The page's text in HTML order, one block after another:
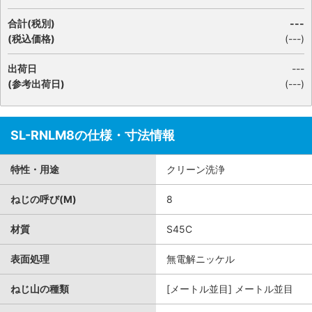
合計(税別)
(税込価格)
---
(---)
出荷日
(参考出荷日)
---
(---)
SL-RNLM8の仕様・寸法情報
特性・用途 クリーン洗浄
ねじの呼び(M) 8
材質 S45C
表面処理 無電解ニッケル
ねじ山の種類 [メートル並目] メートル並目